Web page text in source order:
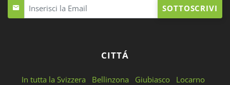
SOTTOSCRIVI
CITTÁ
In tutta la Svizzera Bellinzona Giubiasco
Locarno